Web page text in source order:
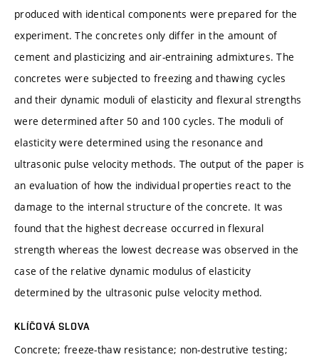
produced with identical components were prepared for the
experiment. The concretes only differ in the amount of
cement and plasticizing and air-entraining admixtures. The
concretes were subjected to freezing and thawing cycles
and their dynamic moduli of elasticity and flexural strengths
were determined after 50 and 100 cycles. The moduli of
elasticity were determined using the resonance and
ultrasonic pulse velocity methods. The output of the paper is
an evaluation of how the individual properties react to the
damage to the internal structure of the concrete. It was
found that the highest decrease occurred in flexural
strength whereas the lowest decrease was observed in the
case of the relative dynamic modulus of elasticity
determined by the ultrasonic pulse velocity method.
KLÍČOVÁ SLOVA
Concrete; freeze-thaw resistance; non-destrutive testing;